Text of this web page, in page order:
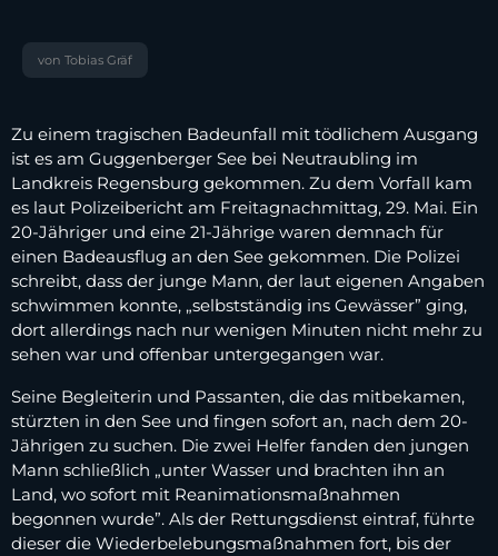
von Tobias Gräf
Zu einem tragischen Badeunfall mit tödlichem Ausgang
ist es am Guggenberger See bei Neutraubling im
Landkreis Regensburg gekommen. Zu dem Vorfall kam
es laut Polizeibericht am Freitagnachmittag, 29. Mai. Ein
20-Jähriger und eine 21-Jährige waren demnach für
einen Badeausflug an den See gekommen. Die Polizei
schreibt, dass der junge Mann, der laut eigenen Angaben
schwimmen konnte, „selbstständig ins Gewässer” ging,
dort allerdings nach nur wenigen Minuten nicht mehr zu
sehen war und offenbar untergegangen war.
Seine Begleiterin und Passanten, die das mitbekamen,
stürzten in den See und fingen sofort an, nach dem 20-
Jährigen zu suchen. Die zwei Helfer fanden den jungen
Mann schließlich „unter Wasser und brachten ihn an
Land, wo sofort mit Reanimationsmaßnahmen
begonnen wurde”. Als der Rettungsdienst eintraf, führte
dieser die Wiederbelebungsmaßnahmen fort, bis der